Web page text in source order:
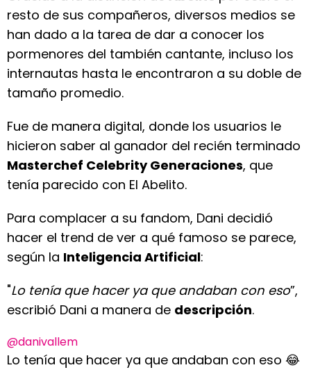
resto de sus compañeros, diversos medios se
han dado a la tarea de dar a conocer los
pormenores del también cantante, incluso los
internautas hasta le encontraron a su doble de
tamaño promedio.
Fue de manera digital, donde los usuarios le
hicieron saber al ganador del recién terminado
Masterchef Celebrity Generaciones, que
tenía parecido con El Abelito.
Para complacer a su fandom, Dani decidió
hacer el trend de ver a qué famoso se parece,
según la Inteligencia Artificial:
"Lo tenía que hacer ya que andaban con eso”,
escribió Dani a manera de descripción.
@danivallem
Lo tenía que hacer ya que andaban con eso 😂